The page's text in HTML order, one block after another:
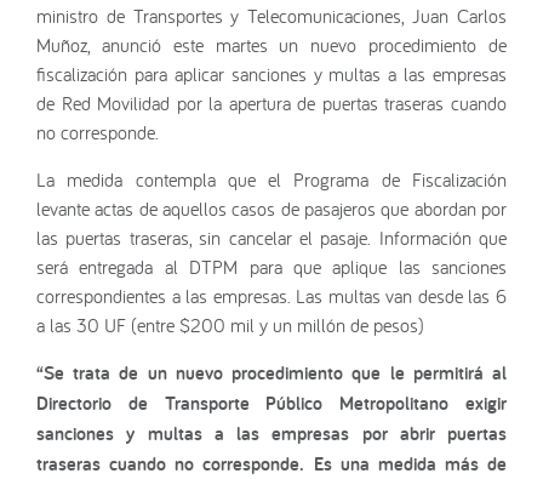
ministro de Transportes y Telecomunicaciones, Juan Carlos
Muñoz, anunció este martes un nuevo procedimiento de
fiscalización para aplicar sanciones y multas a las empresas
de Red Movilidad por la apertura de puertas traseras cuando
no corresponde.
La medida contempla que el Programa de Fiscalización
levante actas de aquellos casos de pasajeros que abordan por
las puertas traseras, sin cancelar el pasaje. Información que
será entregada al DTPM para que aplique las sanciones
correspondientes a las empresas. Las multas van desde las 6
a las 30 UF (entre $200 mil y un millón de pesos)
“Se trata de un nuevo procedimiento que le permitirá al
Directorio de Transporte Público Metropolitano exigir
sanciones y multas a las empresas por abrir puertas
traseras cuando no corresponde. Es una medida más de